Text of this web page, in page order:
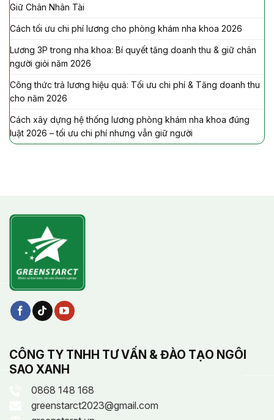
Giữ Chân Nhân Tài
Cách tối ưu chi phí lương cho phòng khám nha khoa 2026
Lương 3P trong nha khoa: Bí quyết tăng doanh thu & giữ chân
người giỏi năm 2026
Công thức trả lương hiệu quả: Tối ưu chi phí & Tăng doanh thu
cho năm 2026
Cách xây dựng hệ thống lương phòng khám nha khoa đúng
luật 2026 – tối ưu chi phí nhưng vẫn giữ người
CÔNG TY TNHH TƯ VẤN & ĐÀO TẠO NGÔI
SAO XANH
0868 148 168
greenstarct2023@gmail.com